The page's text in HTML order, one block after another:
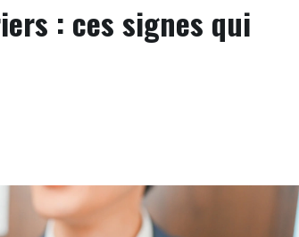
: ces signes qui